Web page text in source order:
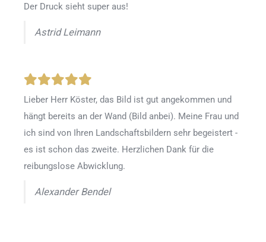
Der Druck sieht super aus!
Astrid Leimann
Lieber Herr Köster, das Bild ist gut angekommen und
hängt bereits an der Wand (Bild anbei). Meine Frau und
ich sind von Ihren Landschaftsbildern sehr begeistert -
es ist schon das zweite. Herzlichen Dank für die
reibungslose Abwicklung.
Alexander Bendel